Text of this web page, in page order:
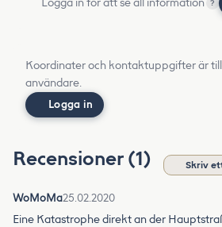
?
Koordinater och kontaktuppgifter är
användare.
Logga in
Recensioner (1) Skriv
WoMoMa25.02.2020
Eine Katastrophe direkt an der